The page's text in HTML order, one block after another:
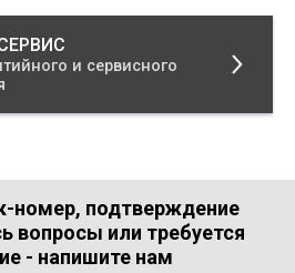
и сервисного
номер, подтверждение
вопросы или требуется
- напишите нам